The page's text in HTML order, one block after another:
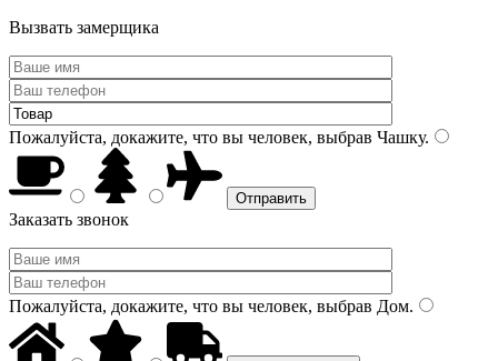
Вызвать замерщика
Пожалуйста, докажите, что вы человек, выбрав Чашку.
Заказать звонок
Пожалуйста, докажите, что вы человек, выбрав Дом.